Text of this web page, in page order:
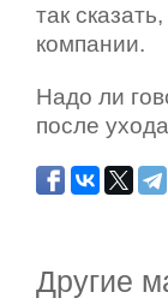
так
компании.
Надо ли
после
Другие